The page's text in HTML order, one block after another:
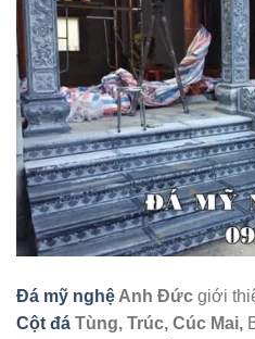
Đá mỹ nghệ Anh Đức giới
Cột đá Tùng, Trúc, Cúc Mai,